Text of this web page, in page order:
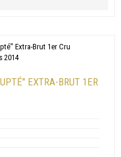
EXTRA-BRUT 1ER